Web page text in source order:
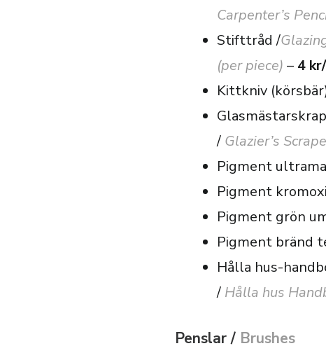
Carpenter’s
Stifttråd /
(per piece) – 4
Kittkniv
/ Glazier’s
Pigment
Pigment
Pigment grön
Pigment bränd
Hålla hus-
/ Hålla hus
Penslar / Brushes